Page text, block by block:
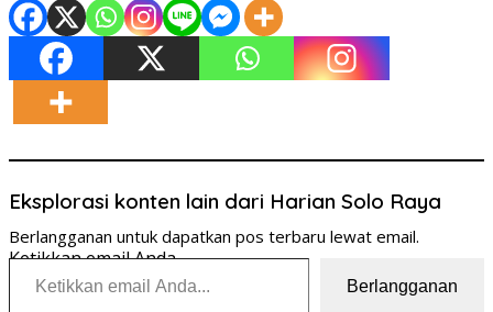
Eksplorasi konten lain dari Harian Solo Raya
Berlangganan untuk dapatkan pos terbaru lewat email.
Ketikkan email Anda...
Berlangganan